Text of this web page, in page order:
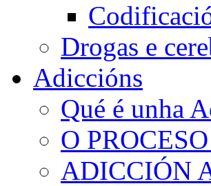
Drogas e
Adiccións
Qué é unha
O
ADICCIÓN